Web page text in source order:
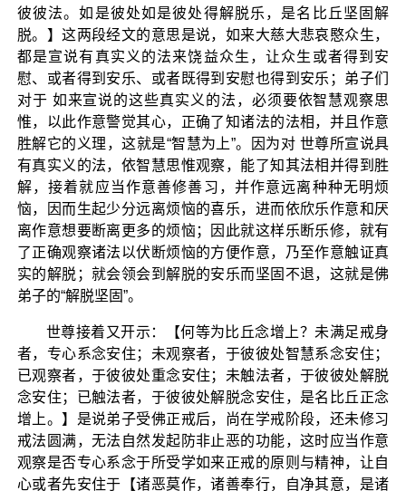
彼彼法。如是彼处如是彼处得解脱乐，是名比丘坚固解
脱。】这两段经文的意思是说，如来大慈大悲哀愍众生，
都是宣说有真实义的法来饶益众生，让众生或者得到安
慰、或者得到安乐、或者既得到安慰也得到安乐；弟子们
对于 如来宣说的这些真实义的法，必须要依智慧观察思
惟，以此作意警觉其心，正确了知诸法的法相，并且作意
胜解它的义理，这就是“智慧为上”。因为对 世尊所宣说具
有真实义的法，依智慧思惟观察，能了知其法相并得到胜
解，接着就应当作意善修善习，并作意远离种种无明烦
恼，因而生起少分远离烦恼的喜乐，进而依欣乐作意和厌
离作意想要断离更多的烦恼；因此就这样乐断乐修，就有
了正确观察诸法以伏断烦恼的方便作意，乃至作意触证真
实的解脱；就会领会到解脱的安乐而坚固不退，这就是佛
弟子的“解脱坚固”。
世尊接着又开示：【何等为比丘念增上？未满足戒身
者，专心系念安住；未观察者，于彼彼处智慧系念安住；
已观察者，于彼彼处重念安住；未触法者，于彼彼处解脱
念安住；已触法者，于彼彼处解脱念安住，是名比丘正念
增上。】是说弟子受佛正戒后，尚在学戒阶段，还未修习
戒法圆满，无法自然发起防非止恶的功能，这时应当作意
观察是否专心系念于所受学如来正戒的原则与精神，让自
心或者先安住于【诸恶莫作，诸善奉行，自净其意，是诸